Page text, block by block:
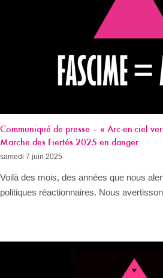
Communiqué de presse – « Arc-en-ciel
Marche des Fiertés 2025 en danger
samedi 7 juin 2025
Voilà des mois, des années que nous
politiques réactionnaires. Nous